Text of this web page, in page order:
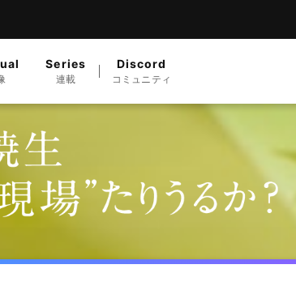
Series
連載
Discord
コミュニティ